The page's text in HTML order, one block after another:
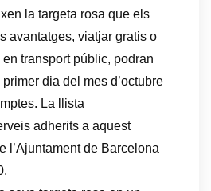
la targeta rosa que els
avantatges, viatjar gratis o
transport públic, podran
dia del mes d’octubre
La llista
adherits a aquest
l’Ajuntament de Barcelona